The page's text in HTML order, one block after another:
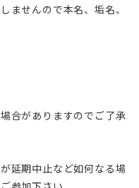
ませんので本名、垢名、
合がありますのでご了承
延期中止など如何なる場